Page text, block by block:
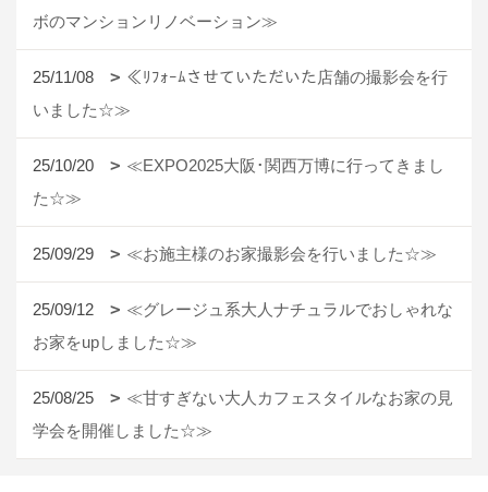
ボのマンションリノベーション≫
25/11/08
≪ﾘﾌｫｰﾑさせていただいた店舗の撮影会を行
いました☆≫
25/10/20
≪EXPO2025大阪･関西万博に行ってきまし
た☆≫
25/09/29 ≪お施主様のお家撮影会を行いました☆≫
25/09/12
≪グレージュ系大人ナチュラルでおしゃれな
お家をupしました☆≫
25/08/25
≪甘すぎない大人カフェスタイルなお家の見
学会を開催しました☆≫